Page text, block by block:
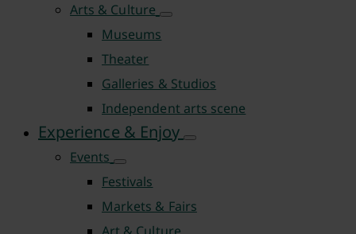
Arts & Culture
Museums
Theater
Galleries & Studios
Independent arts scene
Experience & Enjoy
Events
Festivals
Markets & Fairs